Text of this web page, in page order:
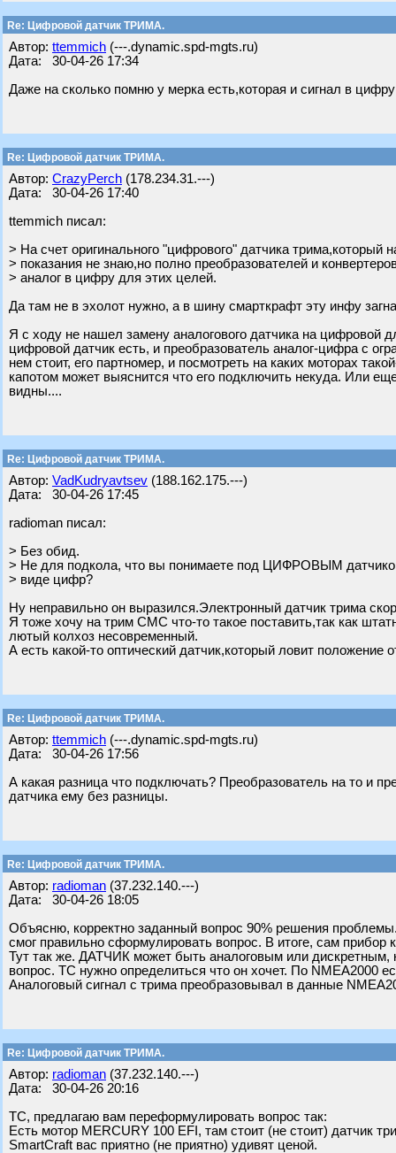
Re: Цифровой датчик ТРИМА.
Автор: ttemmich (---.dynamic.spd-mgts.ru)
Дата: 30-04-26 17:34
Даже на сколько помню у мерка есть,которая и сигнал в
Re: Цифровой датчик ТРИМА.
Автор: CrazyPerch (178.234.31.---)
Дата: 30-04-26 17:40
ttemmich писал:
> На счет оригинального "цифрового" датчика трима,который
> показания не знаю,но полно преобразователей и
> аналог в цифру для этих целей.
Да там не в эхолот нужно, а в шину смарткрафт эту инфу
Я с ходу не нашел замену аналогового датчика на
цифровой датчик есть, и преобразователь аналог-цифра с
нем стоит, его партномер, и посмотреть на каких моторах
капотом может выяснится что его подключить некуда. Или
видны....
Re: Цифровой датчик ТРИМА.
Автор: VadKudryavtsev (188.162.175.---)
Дата: 30-04-26 17:45
radioman писал:
> Без обид.
> Не для подкола, что вы понимаете под ЦИФРОВЫМ
> виде цифр?
Ну неправильно он выразился.Электронный датчик трима
Я тоже хочу на трим СМС что-то такое поставить,так как
лютый колхоз несовременный.
А есть какой-то оптический датчик,который ловит положение
Re: Цифровой датчик ТРИМА.
Автор: ttemmich (---.dynamic.spd-mgts.ru)
Дата: 30-04-26 17:56
А какая разница что подключать? Преобразователь на то и
датчика ему без разницы.
Re: Цифровой датчик ТРИМА.
Автор: radioman (37.232.140.---)
Дата: 30-04-26 18:05
Объясню, корректно заданный вопрос 90% решения
смог правильно сформулировать вопрос. В итоге, сам прибор
Тут так же. ДАТЧИК может быть аналоговым или дискретным,
вопрос. ТС нужно определиться что он хочет. По NMEA2000
Аналоговый сигнал с трима преобразовывал в данные
Re: Цифровой датчик ТРИМА.
Автор: radioman (37.232.140.---)
Дата: 30-04-26 20:16
ТС, предлагаю вам переформулировать вопрос так:
Есть мотор MERCURY 100 EFI, там стоит (не стоит) датчик
SmartCraft вас приятно (не приятно) удивят ценой.